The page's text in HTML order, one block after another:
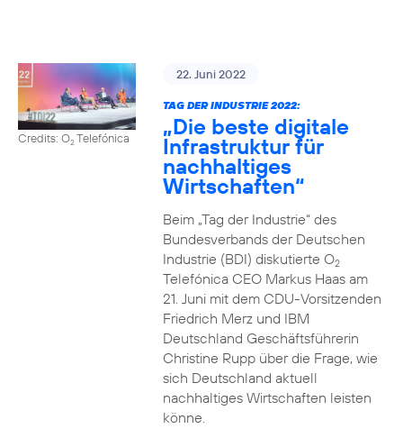
Credits: O2Telefónica
22. Juni 2022
TAG DER INDUSTRIE 2022:
„Die beste digitale
Infrastruktur für
nachhaltiges
Wirtschaften“
Beim „Tag der Industrie“ des
Bundesverbands der Deutschen
Industrie (BDI) diskutierte O2
Telefónica CEO Markus Haas am
21. Juni mit dem CDU-Vorsitzenden
Friedrich Merz und IBM
Deutschland Geschäftsführerin
Christine Rupp über die Frage, wie
sich Deutschland aktuell
nachhaltiges Wirtschaften leisten
könne.